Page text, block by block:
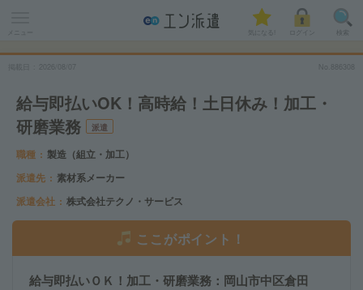
メニュー 気になる! 検索
給与即払いOK！高時給！土日休み！加工・
研磨業務
派遣
職種
製造（組立・加工）
派遣先
素材系メーカー
派遣会社
株式会社テクノ・サービス
ここがポイント！
給与即払いＯＫ！加工・研磨業務：岡山市中区倉田